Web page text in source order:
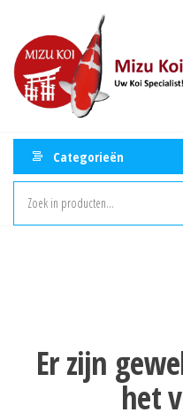
inhoud
Categorieën
Er zijn
het